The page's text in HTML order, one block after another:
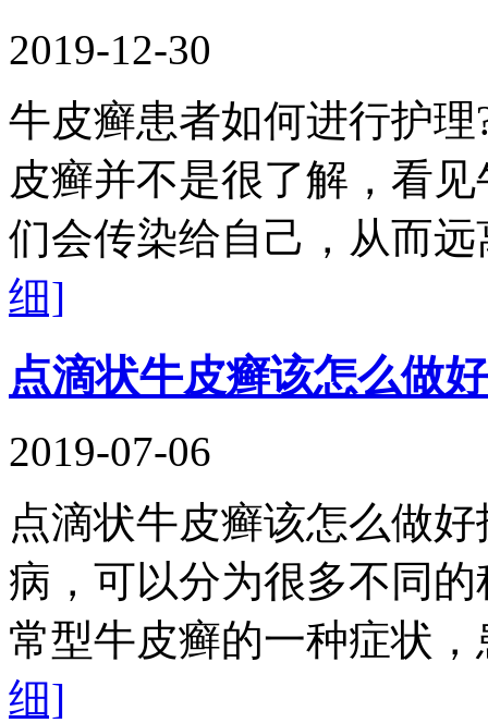
2019-12-30
牛皮癣患者如何进行护
皮癣并不是很了解，看
们会传染给自己，从而
细]
点滴状牛皮癣该怎么做
2019-07-06
点滴状牛皮癣该怎么做
病，可以分为很多不同
常型牛皮癣的一种症状
细]